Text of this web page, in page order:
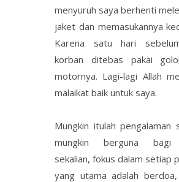
menyuruh saya berhenti
jaket dan memasukannya
Karena satu hari
korban ditebas pakai
motornya. Lagi-lagi Allah
malaikat baik untuk saya.
Mungkin itulah pengalaman
mungkin berguna bagi
sekalian, fokus dalam setiap
yang utama adalah berdoa,